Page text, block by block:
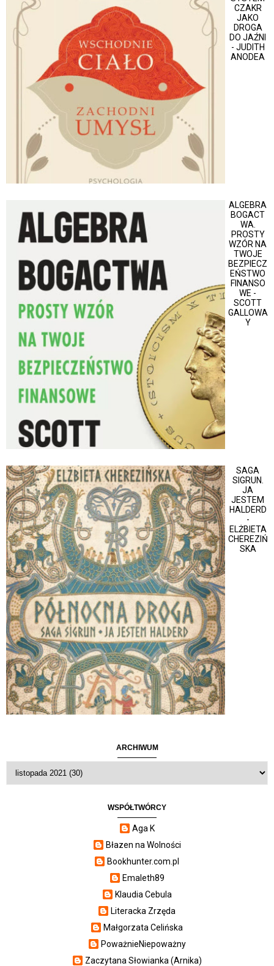
CZAKR
JAKO
DROGA
DO JAŹNI
- JUDITH
ANODEA
ALGEBRA
BOGACT
WA.
PROSTY
WZÓR NA
TWOJE
BEZPIECZ
EŃSTWO
FINANSO
WE -
SCOTT
GALLOWA
Y
SAGA
SIGRUN.
JA
JESTEM
HALDERD
-
ELŻBIETA
CHEREZIŃ
SKA
ARCHIWUM
WSPÓŁTWÓRCY
Aga K
Błazen na Wolności
Bookhunter.com.pl
Emaleth89
Klaudia Cebula
Literacka Zrzęda
Małgorzata Celińska
PoważnieNiepoważny
Zaczytana Słowianka (Arnika)